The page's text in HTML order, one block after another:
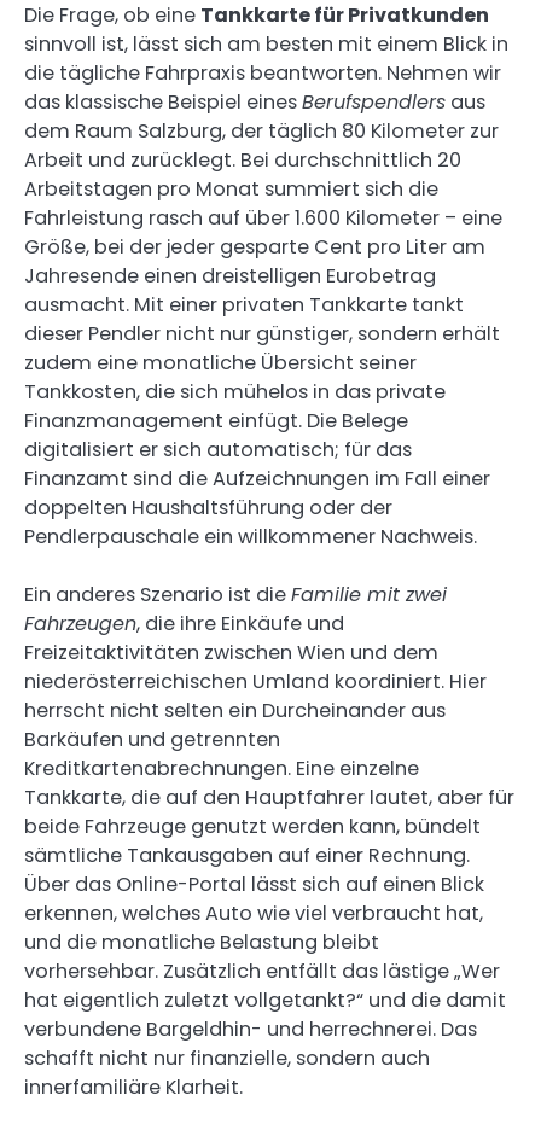
Die Frage, ob eine Tankkarte für Privatkunden
sinnvoll ist, lässt sich am besten mit einem Blick in
die tägliche Fahrpraxis beantworten. Nehmen wir
das klassische Beispiel einesBerufspendlers aus
dem Raum Salzburg, der täglich 80 Kilometer zur
Arbeit und zurücklegt. Bei durchschnittlich 20
Arbeitstagen pro Monat summiert sich die
Fahrleistung rasch auf über 1.600 Kilometer – eine
Größe, bei der jeder gesparte Cent pro Liter am
Jahresende einen dreistelligen Eurobetrag
ausmacht. Mit einer privaten Tankkarte tankt
dieser Pendler nicht nur günstiger, sondern erhält
zudem eine monatliche Übersicht seiner
Tankkosten, die sich mühelos in das private
Finanzmanagement einfügt. Die Belege
digitalisiert er sich automatisch; für das
Finanzamt sind die Aufzeichnungen im Fall einer
doppelten Haushaltsführung oder der
Pendlerpauschale ein willkommener Nachweis.
Ein anderes Szenario ist dieFamilie mit zwei
Fahrzeugen, die ihre Einkäufe und
Freizeitaktivitäten zwischen Wien und dem
niederösterreichischen Umland koordiniert. Hier
herrscht nicht selten ein Durcheinander aus
Barkäufen und getrennten
Kreditkartenabrechnungen. Eine einzelne
Tankkarte, die auf den Hauptfahrer lautet, aber für
beide Fahrzeuge genutzt werden kann, bündelt
sämtliche Tankausgaben auf einer Rechnung.
Über das Online-Portal lässt sich auf einen Blick
erkennen, welches Auto wie viel verbraucht hat,
und die monatliche Belastung bleibt
vorhersehbar. Zusätzlich entfällt das lästige „Wer
hat eigentlich zuletzt vollgetankt?“ und die damit
verbundene Bargeldhin- und herrechnerei. Das
schafft nicht nur finanzielle, sondern auch
innerfamiliäre Klarheit.